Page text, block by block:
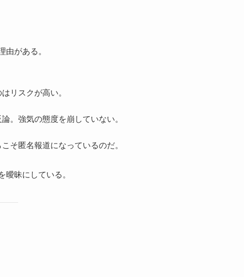
由がある。
リスクが高い。
。強気の態度を崩していない。
そ匿名報道になっているのだ。
昧にしている。